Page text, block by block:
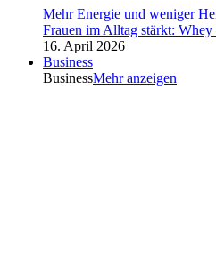
Mehr Energie und weniger
Frauen im Alltag stärkt:
16. April 2026
Business
BusinessMehr anzeigen